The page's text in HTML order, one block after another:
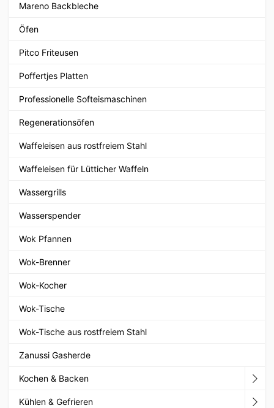
Mareno Backbleche
Öfen
Pitco Friteusen
Poffertjes Platten
Professionelle Softeismaschinen
Regenerationsöfen
Waffeleisen aus rostfreiem Stahl
Waffeleisen für Lütticher Waffeln
Wassergrills
Wasserspender
Wok Pfannen
Wok-Brenner
Wok-Kocher
Wok-Tische
Wok-Tische aus rostfreiem Stahl
Zanussi Gasherde
Kochen & Backen
Kühlen & Gefrieren